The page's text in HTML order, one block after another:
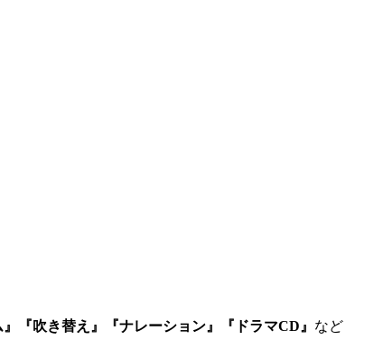
』『吹き替え』『ナレーション』『ドラマCD』 など